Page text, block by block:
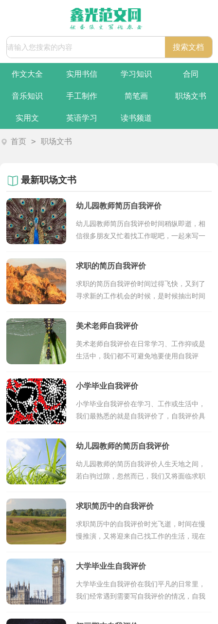
作文大全 实用书信 学习知识 合同
音乐知识 手工制作 简笔画 职场文书
实用文 英语学习 读书频道
首页 > 职场文书
最新职场文书
幼儿园教师简历自我评价
幼儿园教师简历自我评价时间稍纵即逝，相
信很多朋友又忙着找工作呢吧，一起来写一
想必这让大家都很苦恼吧，下面是小编为大
求职的简历自我评价
求职的简历自我评价时间过得飞快，又到了
寻求新的工作机会的时候，是时候抽出时间
当的呢？下面是小编为大家收集的求职的简
美术老师自我评价
美术老师自我评价在日常学习、工作抑或是
生活中，我们都不可避免地要使用自我评
地影响人与人之间的交往方式。你所见过的
小学毕业自我评价
小学毕业自我评价在学习、工作或生活中，
我们最熟悉的就是自我评价了，自我评价具
间的交往方式。如何写自我评价呢？以下是
幼儿园教师的简历自我评价
幼儿园教师的简历自我评价人生天地之间，
若白驹过隙，忽然而已，我们又将面临求职
千万不能认为简历随便应付就可以喔，以下
求职简历中的自我评价
求职简历中的自我评价时光飞逝，时间在慢
慢推演，又将迎来自己找工作的生活，现在
随便应付就可以喔，以下是小编为大家收集
大学毕业生自我评价
大学毕业生自我评价在我们平凡的日常里，
我们经常遇到需要写自我评价的情况，自我
自我评价来就毫无头绪？下面是小编收集整